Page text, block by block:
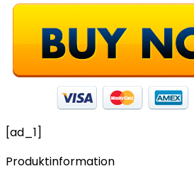
[ad_1]
Produktinformation